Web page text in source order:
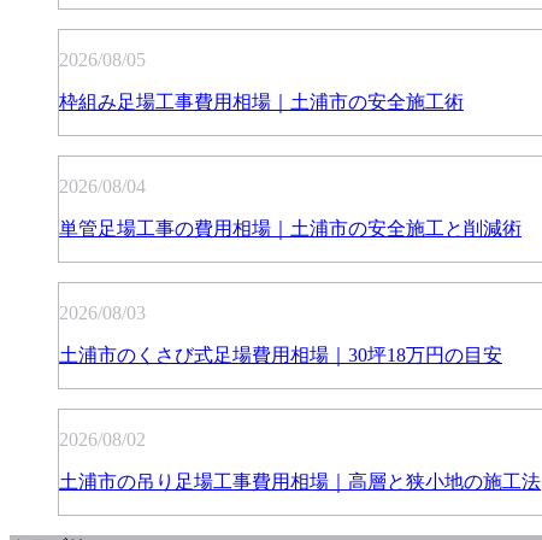
2026/08/05
枠組み足場工事費用相場｜土浦市の安全施工術
2026/08/04
単管足場工事の費用相場｜土浦市の安全施工と削減術
2026/08/03
土浦市のくさび式足場費用相場｜30坪18万円の目安
2026/08/02
土浦市の吊り足場工事費用相場｜高層と狭小地の施工法